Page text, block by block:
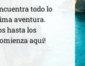
todo lo
aventura.
hasta los
aquí!